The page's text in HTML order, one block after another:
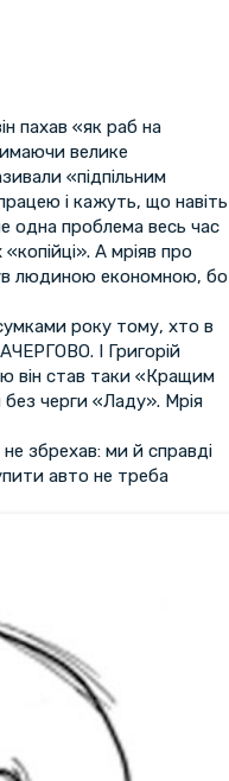
пахав «як раб на
велике
«підпільним
і кажуть, що навіть
одна проблема весь час
А мріяв про
людиною економною, бо
року тому, хто в
І Григорій
він став таки «Кращим
черги «Ладу». Мрія
збрехав: ми й справді
авто не треба